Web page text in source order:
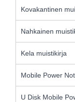
Kovakantinen
Nahkainen
Kela muistikirja
Mobile Power
U Disk Mobile